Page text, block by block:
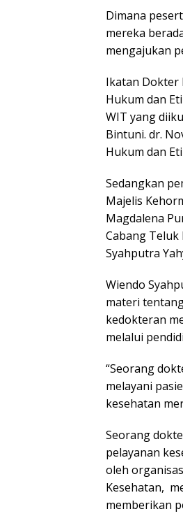
Dimana
mereka
mengajukan
Ikatan Dokter
Hukum dan
WIT yang
Bintuni. dr.
Hukum dan
Sedangkan
Majelis
Magdalena
Cabang Teluk
Syahputra
Wiendo
materi
kedokteran
melalui
“Seorang
melayani
kesehatan
Seorang
pelayanan
oleh
Kesehatan,
memberikan